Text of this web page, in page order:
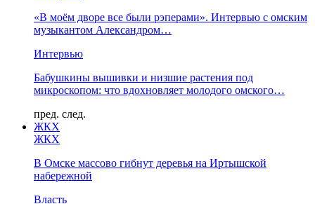
«В моём дворе все были рэперами». Интервью с омским
музыкантом Александром…
Интервью
Бабушкины вышивки и низшие растения под
микроскопом: что вдохновляет молодого омского…
пред. след.
ЖКХ
ЖКХ
В Омске массово гибнут деревья на Иртышской
набережной
Власть